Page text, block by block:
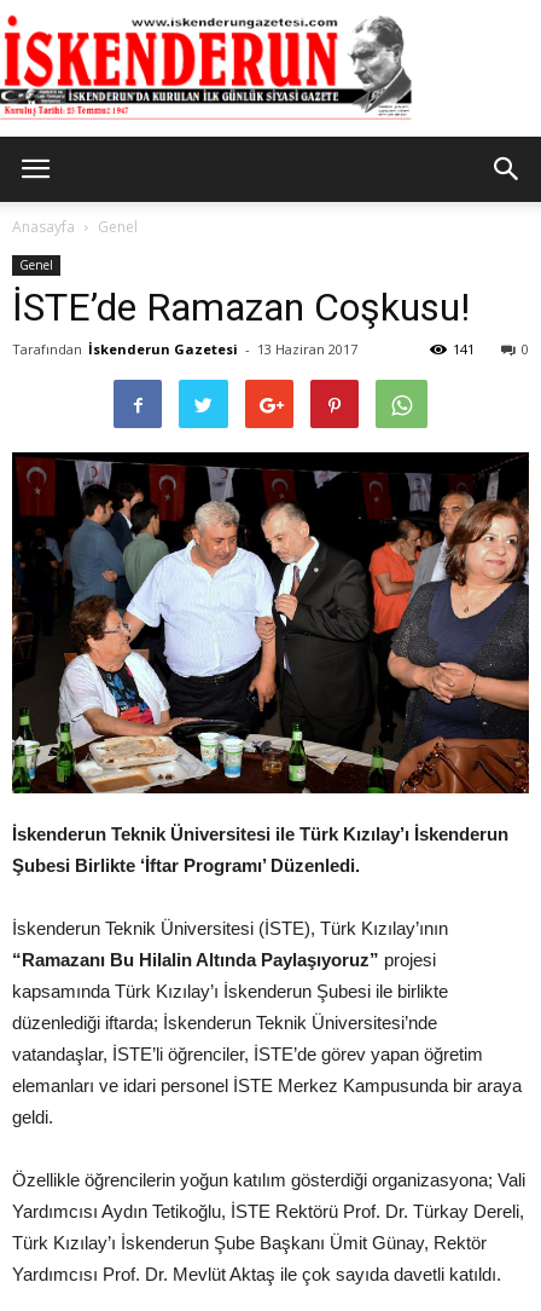
Gazetesi
Anasayfa Genel
Genel
İSTE’de Ramazan Coşkusu!
Tarafından İskenderun Gazetesi - 13 Haziran 2017 0
141
İskenderun Teknik Üniversitesi ile Türk Kızılay’ı İskenderun
Şubesi Birlikte ‘İftar Programı’ Düzenledi.
İskenderun Teknik Üniversitesi (İSTE), Türk Kızılay’ının
“Ramazanı Bu Hilalin Altında Paylaşıyoruz” projesi
kapsamında Türk Kızılay’ı İskenderun Şubesi ile birlikte
düzenlediği iftarda; İskenderun Teknik Üniversitesi’nde
vatandaşlar, İSTE’li öğrenciler, İSTE’de görev yapan öğretim
elemanları ve idari personel İSTE Merkez Kampusunda bir araya
geldi.
Özellikle öğrencilerin yoğun katılım gösterdiği organizasyona; Vali
Yardımcısı Aydın Tetikoğlu, İSTE Rektörü Prof. Dr. Türkay Dereli,
Türk Kızılay’ı İskenderun Şube Başkanı Ümit Günay, Rektör
Yardımcısı Prof. Dr. Mevlüt Aktaş ile çok sayıda davetli katıldı.